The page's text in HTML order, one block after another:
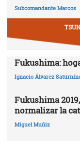
Subcomandante Marcos
Fukushima:
Ignacio Álvarez
Fukushima
normalizar la
Miguel Muñiz